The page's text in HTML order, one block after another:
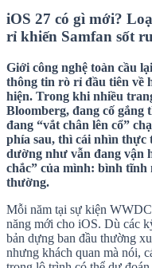
iOS 27 có gì mới?
rỉ khiến Samfan sốt
Giới công nghệ toàn cầu
thông tin rò rỉ đầu tiên về
hiện. Trong khi nhiều
Bloomberg, đang cố gắng
đang “vắt chân lên cổ”
phía sau, thì cái nhìn thực
dường như vẫn đang vận
chắc” của mình: bình
thường.
Mỗi năm tại sự kiện
năng mới cho iOS. Dù các
bản dựng ban đầu thường
nhưng khách quan mà nói,